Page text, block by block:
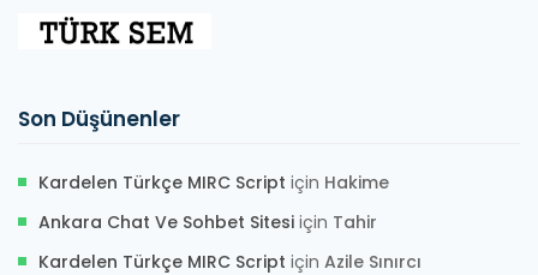
Son Düşünenler
Kardelen Türkçe MIRC Script için Hakime
Ankara Chat Ve Sohbet Sitesi için Tahir
Kardelen Türkçe MIRC Script için Azile Sınırcı